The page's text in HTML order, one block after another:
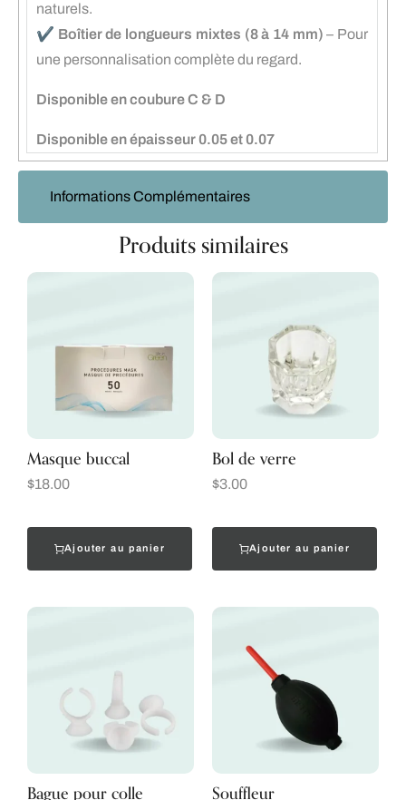
Informations Complémentaires
naturels.
✔️ Boîtier de longueurs mixtes (8 à 14 mm) – Pour
une personnalisation complète du regard.
Disponible en coubure C & D
Disponible en épaisseur 0.05 et 0.07
Produits similaires
Masque buccal
$18.00
Ajouter au panier
Bol de verre
$3.00
Ajouter au panier
Bague pour colle Souffleur